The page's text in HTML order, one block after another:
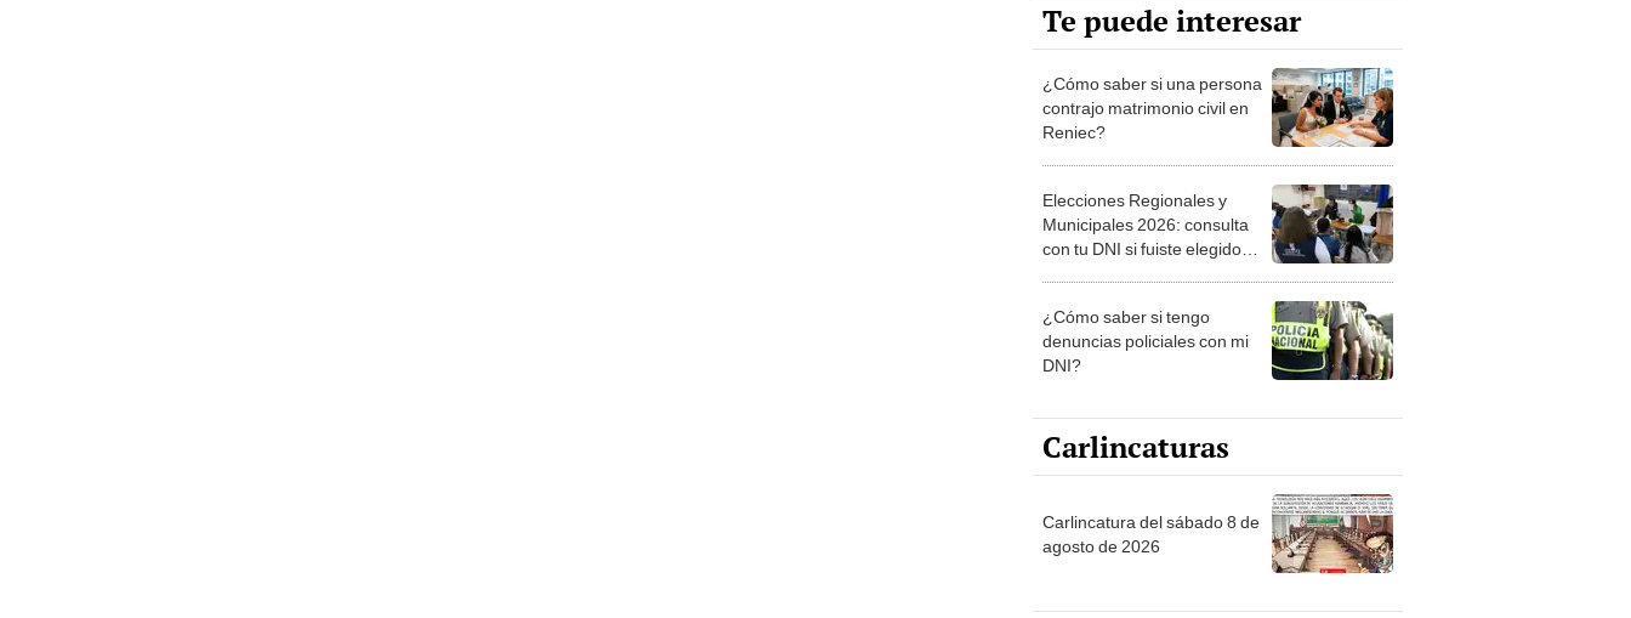
Te puede interesar
¿Cómo saber si una persona
contrajo matrimonio civil en
Reniec?
Elecciones Regionales y
Municipales 2026: consulta
con tu DNI si fuiste elegido
la ONPE
¿Cómo saber si tengo
denuncias policiales con mi
DNI?
Carlincaturas
Carlincatura del sábado 8 de
agosto de 2026